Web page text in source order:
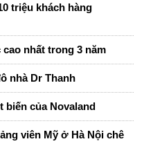
triệu khách hàng
nhất trong 3 năm
nhà Dr Thanh
biến của Novaland
viên Mỹ ở Hà Nội chê